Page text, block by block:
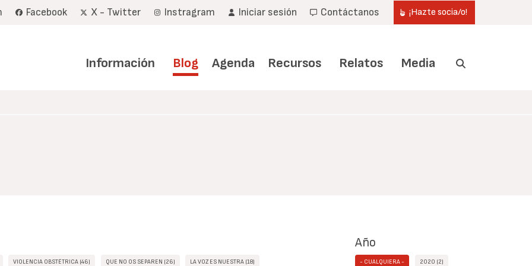
Facebook X - Twitter Instragram Iniciar sesión Contáctanos ¡Hazte socia/o!
Información Blog Agenda Recursos Relatos Media
VIOLENCIA OBSTÉTRICA (46) QUE NO OS SEPAREN (26) LA VOZ ES NUESTRA (18)
Año
- CUALQUIERA - 2020 (2)